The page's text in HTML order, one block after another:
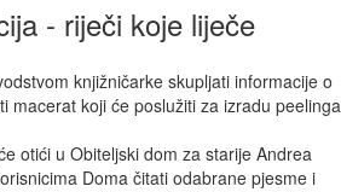
- riječi koje liječe
knjižničarke skupljati informacije o
macerat koji će poslužiti za izradu peelinga
otići u Obiteljski dom za starije Andrea
Doma čitati odabrane pjesme i